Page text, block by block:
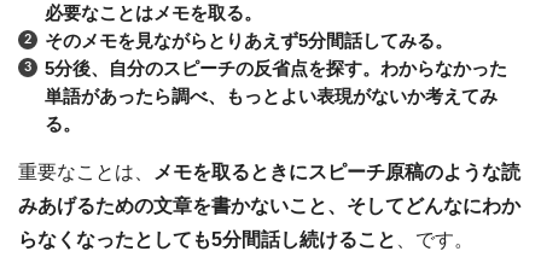
必要なことはメモを取る。
そのメモを見ながらとりあえず5分間話してみる。
5分後、自分のスピーチの反省点を探す。わからなかった
単語があったら調べ、もっとよい表現がないか考えてみ
る。
重要なことは、
メモを取るときにスピーチ原稿のような読
みあげるための文章を書かないこと、そしてどんなにわか
らなくなったとしても5分間話し続けること
、です。